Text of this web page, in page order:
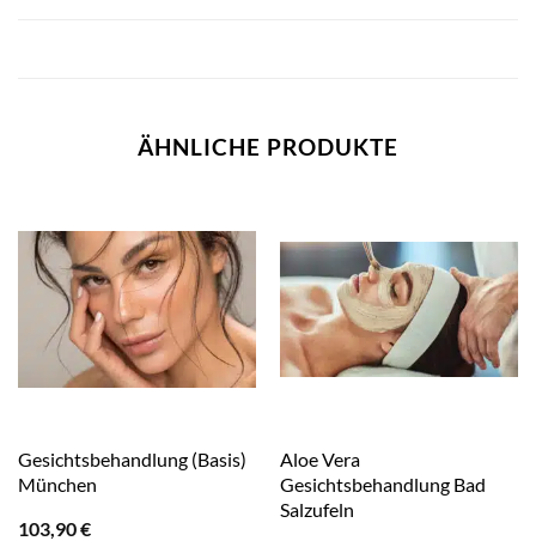
ÄHNLICHE PRODUKTE
Gesichtsbehandlung (Basis)
München
103,90€
Aloe Vera
Gesichtsbehandlung Bad
Salzufeln